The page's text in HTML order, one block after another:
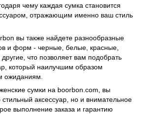
чему каждая сумка становится
отражающим именно ваш стиль
вы также найдете разнообразные
и форм - черные, белые, красные,
что позволяет вам подобрать
который наилучшим образом
ожиданиям.
сумки на boorbon.com, вы
стильный аксессуар, но и внимательное
выполнение заказа и гарантию